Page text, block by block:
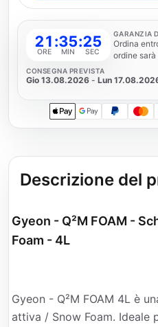
21
ORE
:35
MIN
:25
SEC
GARANZIA
Ordina
ordine
CONSEGNA PREVISTA
Gio 13.08.2026 - Lun
Apple PayGoogle Pay
PayPal
Descrizione del
Gyeon - Q²M FOAM -
Foam - 4L
Gyeon - Q²M FOAM 4L è
attiva / Snow Foam. Ideale